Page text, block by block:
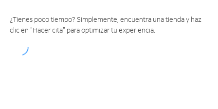
¿Tienes poco tiempo? Simplemente, encuentra una tienda y haz
clic en "Hacer cita" para optimizar tu experiencia.